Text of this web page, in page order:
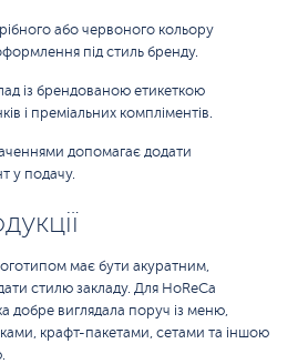
або червоного кольору
під стиль бренду.
із брендованою етикеткою
і преміальних компліментів.
допомагає додати
у подачу.
має бути акуратним,
стилю закладу. Для HoReCa
добре виглядала поруч із меню,
крафт-пакетами, сетами та іншою